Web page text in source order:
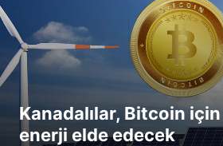
Kanadalılar, Bitcoin
enerji elde edecek